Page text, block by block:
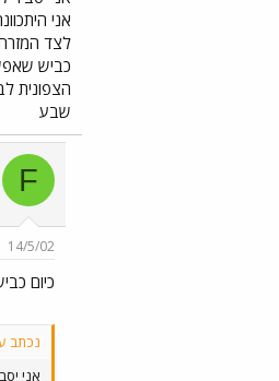
אני
לצד
כביש
הצפונית
שבע
F
14/5/02
כיום
נכתב
אני